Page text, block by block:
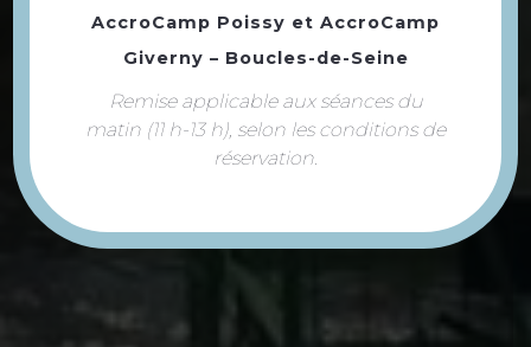
AccroCamp Poissy et AccroCamp
Giverny – Boucles-de-Seine
Remise applicable aux séances du
matin (11 h-13 h), selon les conditions de
réservation.